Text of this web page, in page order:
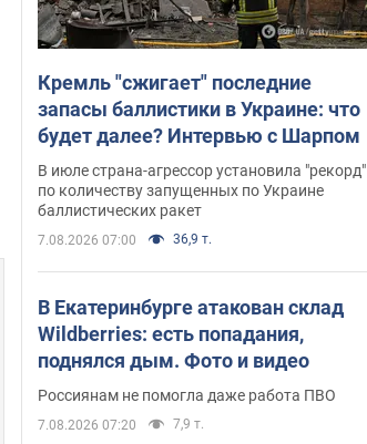
Кремль "сжигает" последние
запасы баллистики в Украине: что
будет далее? Интервью с Шарпом
В июле страна-агрессор установила "рекорд"
по количеству запущенных по Украине
баллистических ракет
7.08.2026 07:00 36,9 т.
В Екатеринбурге атакован склад
Wildberries: есть попадания,
поднялся дым. Фото и видео
Россиянам не помогла даже работа ПВО
7.08.2026 07:20 7,9 т.